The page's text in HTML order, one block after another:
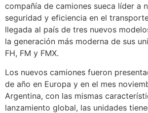
compañía de camiones sueca líder a
seguridad y eficiencia en el
llegada al país de tres nuevos
la generación más moderna de sus
FH, FM y FMX.
Los nuevos camiones fueron
de año en Europa y en el mes
Argentina, con las mismas
lanzamiento global, las unidades